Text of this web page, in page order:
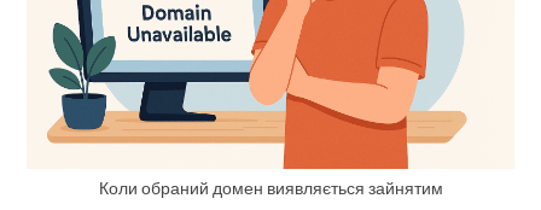
Коли обраний домен виявляється зайнятим